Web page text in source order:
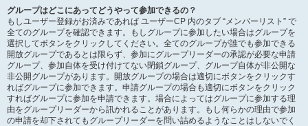
グループはどこにあってどうやって参加できるの？
もしユーザー登録がお済みであれば ユーザーCP 内のタブ “メンバーリスト” で
全てのグループを確認できます。もしグループに参加したい場合はグループを
選択してボタンをクリックしてください。全てのグループが誰でも参加できる
開放グループであるとは限らず、参加にグループリーダーの承認が必要な申請
グループ、参加自体を受け付けてない閉鎖グループ、グループ自体が非公開な
非公開グループがあります。開放グループの場合は適切にボタンをクリックす
ればグループに参加できます。申請グループの場合も適切にボタンをクリック
すればグループに参加を申請できます。場合によってはグループに参加する理
由をグループリーダーから訊かれることがあります。もし何らかの理由で参加
の申請を却下されてもグループリーダーを問い詰めるようなことはしないでく